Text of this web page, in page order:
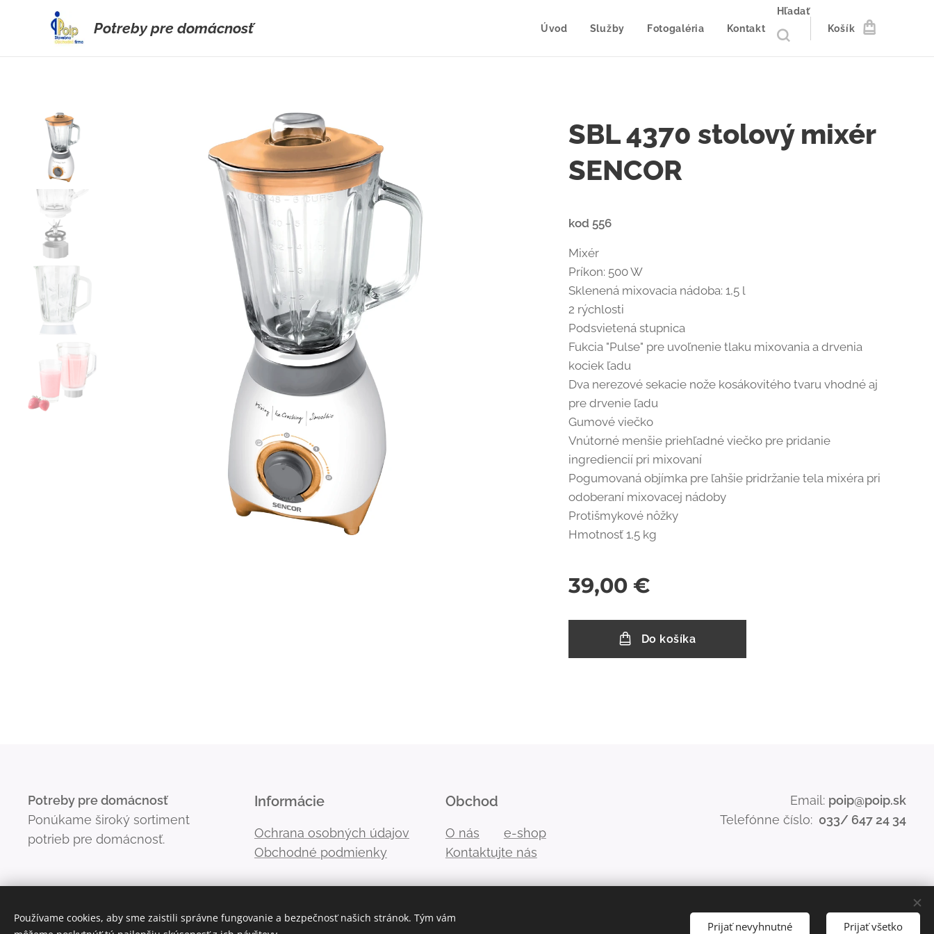
Potreby pre domácnosť Úvod Služby Fotogaléria Kontakt
Hľadať
Košík
SBL 4370 stolový mixér
SENCOR
kod 556
Mixér
Príkon: 500 W
Sklenená mixovacia nádoba: 1,5 l
2 rýchlosti
Podsvietená stupnica
Fukcia "Pulse" pre uvoľnenie tlaku mixovania a drvenia
kociek ľadu
Dva nerezové sekacie nože kosákovitého tvaru vhodné aj
pre drvenie ľadu
Gumové viečko
Vnútorné menšie priehľadné viečko pre pridanie
ingrediencií pri mixovaní
Pogumovaná objímka pre ľahšie pridržanie tela mixéra pri
odoberaní mixovacej nádoby
Protišmykové nôžky
Hmotnosť 1,5 kg
39,00 €
Do košíka
Potreby pre domácnosť
Ponúkame široký sortiment
potrieb pre domácnosť.
Informácie
Ochrana osobných údajov
Obchodné podmienky
Obchod
O nás
e-shop
Kontaktujte nás
Email: poip@poip.sk
Telefónne číslo: 033/ 647 24 34
Používame cookies, aby sme zaistili správne fungovanie a bezpečnosť našich stránok. Tým vám
Prijať nevyhnutné Prijať všetko